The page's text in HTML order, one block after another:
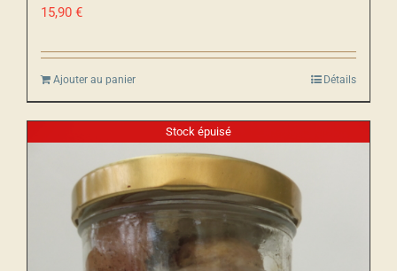
15,90 €
Ajouter au panier Détails
Stock épuisé